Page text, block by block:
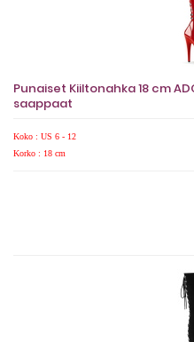
Punaiset Kiiltonahka 18 cm
saappaat
Koko : US 6 - 12
Korko : 18 cm